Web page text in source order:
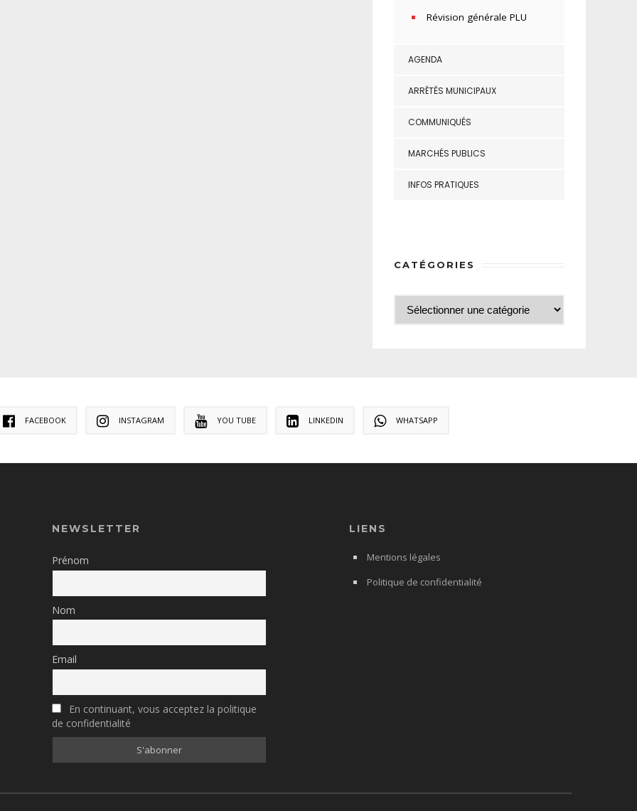
Révision générale PLU
AGENDA
ARRÊTÉS MUNICIPAUX
COMMUNIQUÉS
MARCHÉS PUBLICS
INFOS PRATIQUES
CATÉGORIES
FACEBOOK INSTAGRAM YOU TUBE LINKEDIN WHATSAPP
NEWSLETTER
Prénom
Nom
Email
En continuant, vous acceptez la politique
de confidentialité
LIENS
Mentions légales
Politique de confidentialité